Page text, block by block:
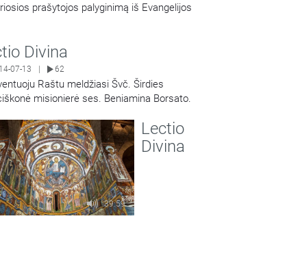
prašytojos palyginimą iš Evangelijos
Divina
07-13 62
Raštu meldžiasi Švč. Širdies
misionierė ses. Beniamina Borsato.
39:59
Lectio
Divina